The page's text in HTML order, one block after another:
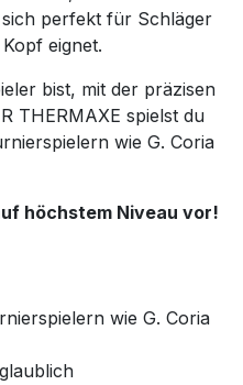
perfekt für Schläger
eignet.
bist, mit der präzisen
THERMAXE spielst du
wie G. Coria
höchstem Niveau vor!
wie G. Coria